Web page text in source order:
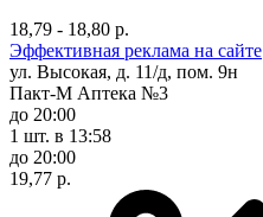
18,79 - 18,80 р.
Эффективная реклама на сайте
ул. Высокая, д. 11/д, пом. 9н
Пакт-М Аптека №3
до 20:00
1 шт. в 13:58
до 20:00
19,77 р.